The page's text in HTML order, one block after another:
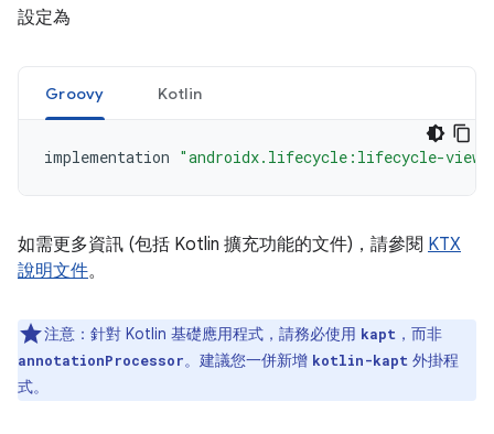
設定為
Groovy Kotlin
implementation "androidx.lifecycle:lifecycle-
如需更多資訊 (包括 Kotlin 擴充功能的文件)，請參閱 KTX
說明文件。
注意： 針對 Kotlin 基礎應用程式，請務必使用 kapt ，而非
annotationProcessor。建議您一併新增 kotlin-kapt 外掛程
式。